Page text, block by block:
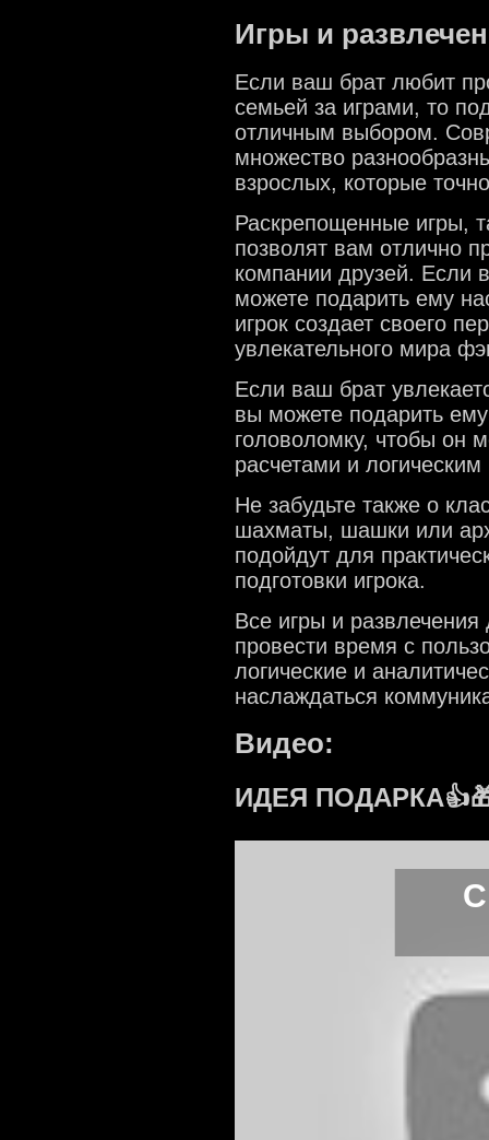
Игры и
Если ваш брат любит
семьей за играми, то
отличным выбором.
множество
взрослых, которые
Раскрепощенные игры,
позволят вам отлично
компании друзей. Если
можете подарить ему
игрок создает своего
увлекательного мира
Если ваш брат
вы можете подарить
головоломку, чтобы он
расчетами и
Не забудьте также о
шахматы, шашки или
подойдут для
подготовки игрока.
Все игры и
провести время с
логические и
наслаждаться
Видео:
ИДЕЯ